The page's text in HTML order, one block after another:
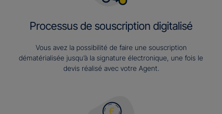
Processus de souscription digitalisé
Vous avez la possibilité de faire une souscription
dématérialisée jusqu’à la signature électronique, une fois le
devis réalisé avec votre Agent.